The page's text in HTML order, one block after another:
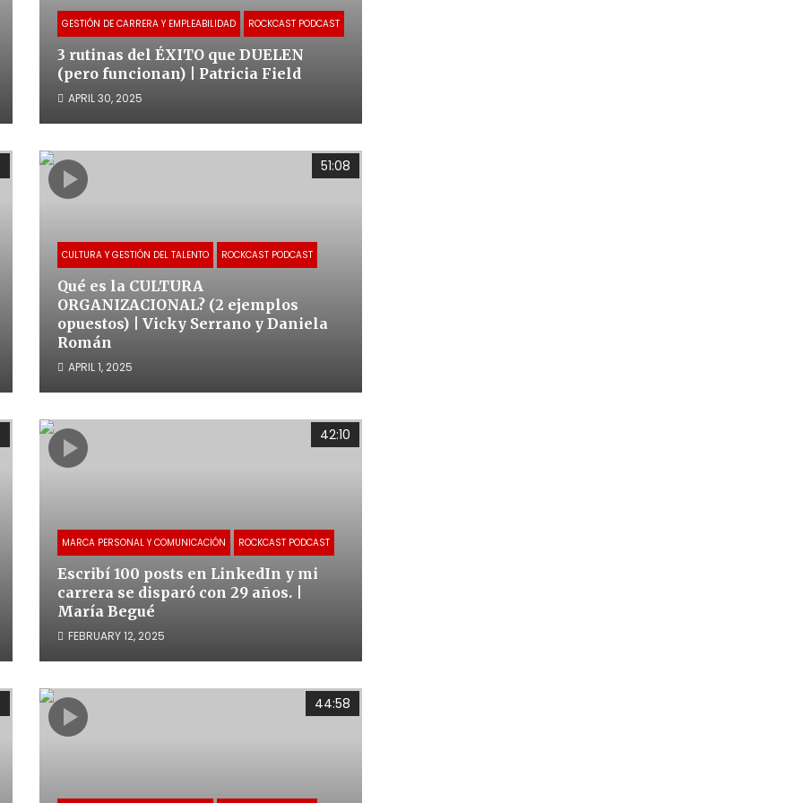
GESTIÓN DE CARRERA Y EMPLEABILIDAD ROCKCAST PODCAST
3 rutinas del ÉXITO que DUELEN
(pero funcionan) | Patricia Field
APRIL 30, 2025
51:08
CULTURA Y GESTIÓN DEL TALENTO ROCKCAST PODCAST
Qué es la CULTURA
ORGANIZACIONAL? (2 ejemplos
opuestos) | Vicky Serrano y Daniela
Román
APRIL 1, 2025
42:10
MARCA PERSONAL Y COMUNICACIÓN ROCKCAST PODCAST
Escribí 100 posts en LinkedIn y mi
carrera se disparó con 29 años. |
María Begué
FEBRUARY 12, 2025
44:58